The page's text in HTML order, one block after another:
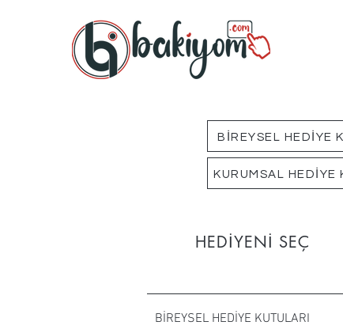
BİREYSEL HEDİYE
KURUMSAL HEDİYE
HEDİYENİ SEÇ
BİREYSEL HEDİYE KUTULARI